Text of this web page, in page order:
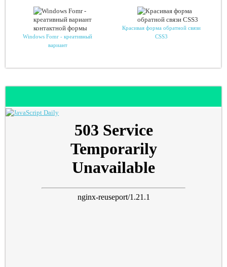
Windows Fomr - креативный
вариант
Красивая форма обратной связи
CSS3